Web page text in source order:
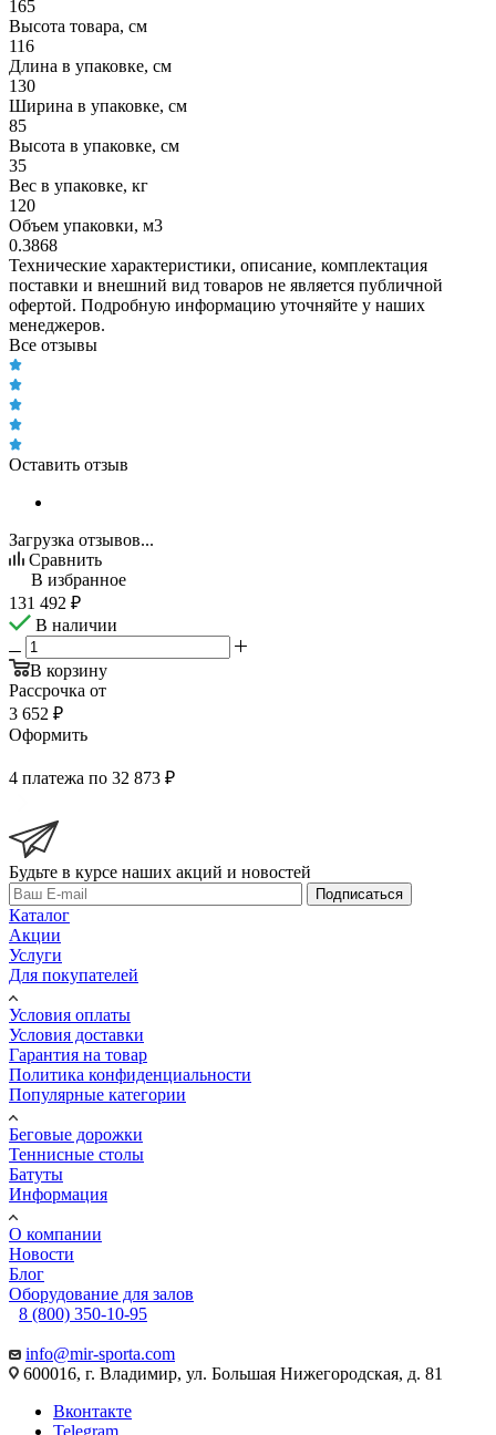
165
Высота товара, см
116
Длина в упаковке, см
130
Ширина в упаковке, см
85
Высота в упаковке, см
35
Вес в упаковке, кг
120
Объем упаковки, м3
0.3868
Технические характеристики, описание, комплектация
поставки и внешний вид товаров не является публичной
офертой. Подробную информацию уточняйте у наших
менеджеров.
Все отзывы
Оставить отзыв
Загрузка отзывов...
Сравнить
В избранное
131 492 ₽
В наличии
В корзину
Рассрочка от
3 652 ₽
Оформить
4 платежа по 32 873 ₽
Будьте в курсе наших акций и новостей
Подписаться
Каталог
Акции
Услуги
Для покупателей
Условия оплаты
Условия доставки
Гарантия на товар
Политика конфиденциальности
Популярные категории
Беговые дорожки
Теннисные столы
Батуты
Информация
О компании
Новости
Блог
Оборудование для залов
8 (800) 350-10-95
info@mir-sporta.com
600016, г. Владимир, ул. Большая Нижегородская, д. 81
Вконтакте
Telegram